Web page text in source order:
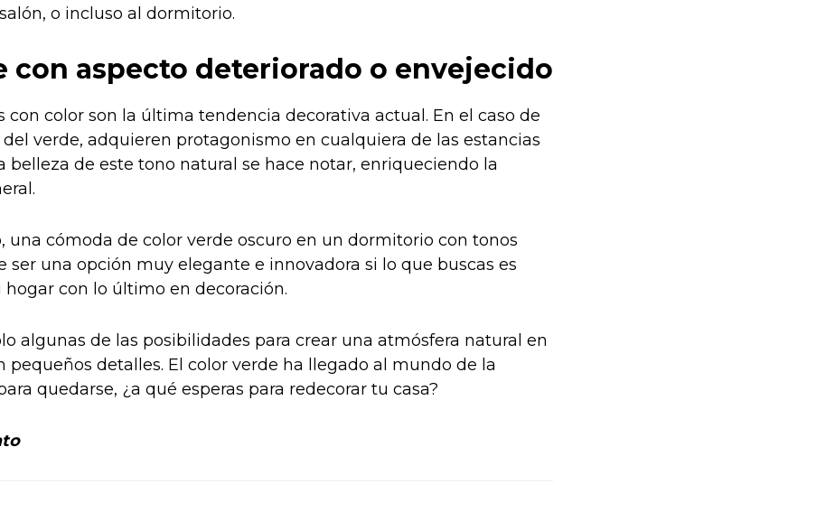
o incluso al dormitorio.
con aspecto deteriorado o envejecido
con color son la última tendencia decorativa actual. En el caso de
verde, adquieren protagonismo en cualquiera de las estancias
belleza de este tono natural se hace notar, enriqueciendo la
una cómoda de color verde oscuro en un dormitorio con tonos
ser una opción muy elegante e innovadora si lo que buscas es
hogar con lo último en decoración.
algunas de las posibilidades para crear una atmósfera natural en
pequeños detalles. El color verde ha llegado al mundo de la
quedarse, ¿a qué esperas para redecorar tu casa?